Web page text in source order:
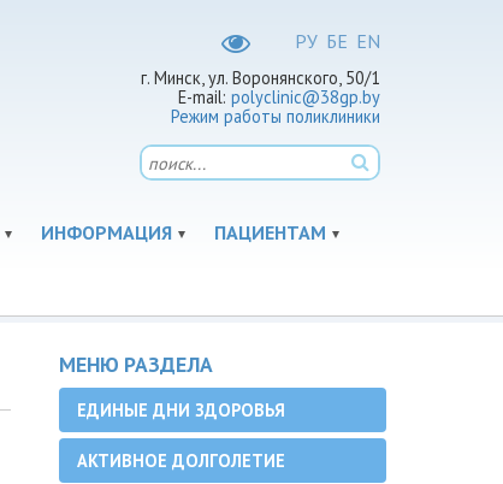
РУ БЕ EN
г. Минск, ул. Воронянского, 50/1
E-mail: polyclinic@38gp.by
Режим работы поликлиники
ИНФОРМАЦИЯ ПАЦИЕНТАМ
МЕНЮ РАЗДЕЛА
ЕДИНЫЕ ДНИ ЗДОРОВЬЯ
АКТИВНОЕ ДОЛГОЛЕТИЕ